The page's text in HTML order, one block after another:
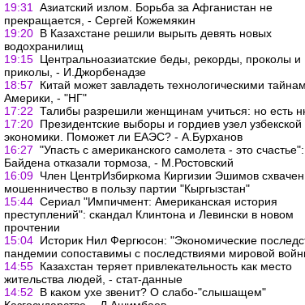
19:31
Азиатский излом. Борьба за Афганистан не
прекращается, - Сергей Кожемякин
19:20 В Казахстане решили вырыть девять новых
водохранилищ
19:15 Центральноазиатские беды, рекорды, проколы и
приколы, - И.Джорбенадзе
18:57
Китай может завладеть технологическими
Америки, - "НГ"
17:22 Талибы разрешили женщинам учиться: но есть
17:20 Президентские выборы и гордиев узел узбекской
экономики. Поможет ли ЕАЭС? - А.Бурханов
16:27 "Упасть с американского самолета - это
Байдена отказали тормоза, - М.Ростовский
16:09 Член ЦентрИзбиркома Киргизии Эшимов схвачен
мошенничество в пользу партии "Кыргызстан"
15:44 Сериал "Импичмент: Американская история
преступлений": скандал Клинтона и Левински в новом
прочтении
15:04 Историк Нил Фергюсон: "Экономические
пандемии сопоставимы с последствиями мировой
14:55 Казахстан теряет привлекательность как место
жительства людей, - стат-данные
14:52
В каком ухе звенит? О слабо-"слышащем"